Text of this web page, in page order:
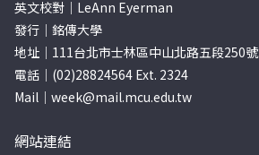
英文校對｜LeAnn Eyerman
發行｜銘傳大學
地址｜111台北市士林區中山北路五段250號
電話｜(02)28824564 Ext. 2324
Mail｜ week@mail.mcu.edu.tw
網站連結